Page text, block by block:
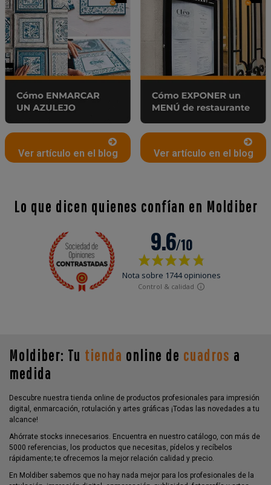
Ver artículo en el blog Ver artículo en el blog
Lo que dicen quienes confían en Moldiber
Moldiber: Tu tienda online de cuadros a
medida
Descubre nuestra tienda online de productos profesionales para impresión
digital, enmarcación, rotulación y artes gráficas ¡Todas las novedades a tu
alcance!
Ahórrate stocks innecesarios. Encuentra en nuestro catálogo, con más de
5000 referencias, los productos que necesitas, pídelos y recíbelos
rápidamente; te ofrecemos la mejor relación calidad y precio.
En Moldiber sabemos que no hay nada mejor para los profesionales de la